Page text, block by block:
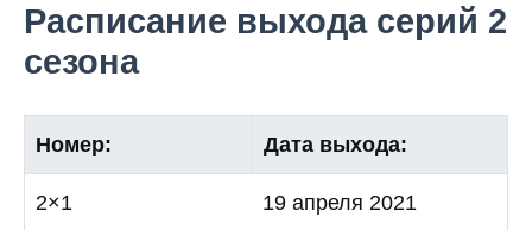
Расписание выхода серий 2
сезона
Номер: Дата выхода:
2×1 19 апреля 2021